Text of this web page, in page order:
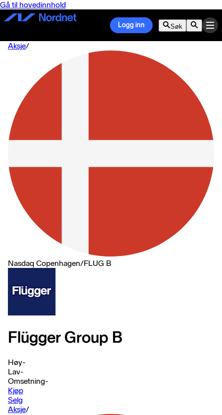
Gå til hovedinnhold
Logg inn Søk
Aksje/
Nasdaq Copenhagen/FLUG B
Flügger Group B
Høy-
Lav-
Omsetning-
Kjøp
Selg
Aksje/